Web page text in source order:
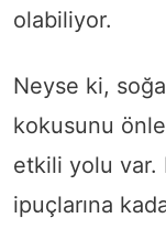
olabiliyor.
Neyse ki,
kokusunu
etkili yolu var.
ipuçlarına